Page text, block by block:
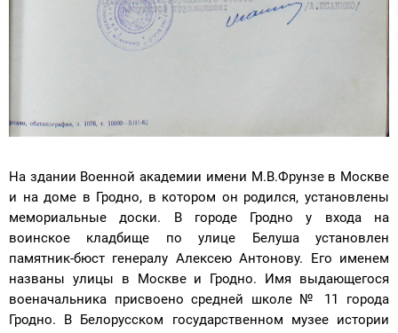
На здании Военной академии имени М.В.Фрунзе в Москве
и на доме в Гродно, в котором он родился, установлены
мемориальные доски. В городе Гродно у входа на
воинское кладбище по улице Белуша установлен
памятник-бюст генералу Алексею Антонову. Его именем
названы улицы в Москве и Гродно. Имя выдающегося
военачальника присвоено средней школе № 11 города
Гродно. В Белорусском государственном музее истории